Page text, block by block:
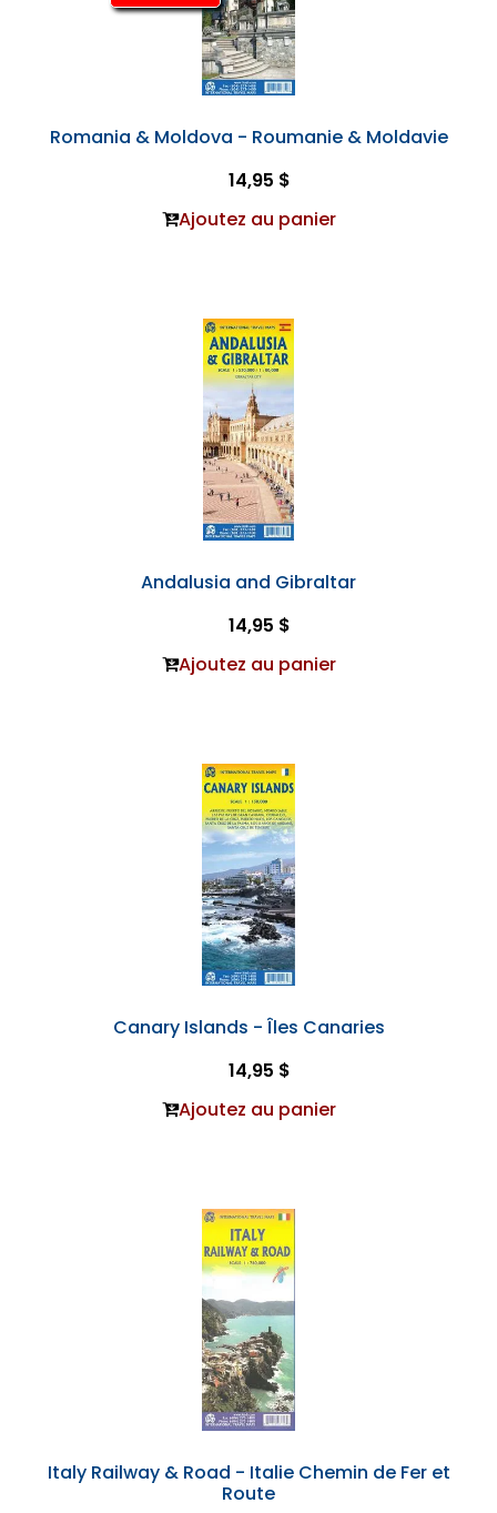
Romania & Moldova - Roumanie & Moldavie
14,95 $
Ajoutez au panier
Andalusia and Gibraltar
14,95 $
Ajoutez au panier
Canary Islands - Îles Canaries
14,95 $
Ajoutez au panier
Italy Railway & Road - Italie Chemin de Fer et
Route